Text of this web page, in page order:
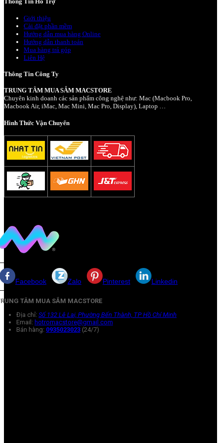
Giới thiệu
Cài đặt phần mềm
Hướng dẫn mua hàng Online
Hướng dẫn thanh toán
Mua hàng trả góp
Liên Hệ
Thông Tin Công Ty
TRUNG TÂM MUA SẮM MACSTORE
Chuyên kinh doanh các sản phẩm công nghệ như: Mac (Macbook Pro,
Macbook Air, iMac, Mac Mini, Mac Pro, Display), Laptop …
Hình Thức Vận Chuyển
Facebook Zalo Pinterest Linkedin
TÂM MUA SẮM MACSTORE
Địa chỉ: Số 132 Lê Lai, Phường Bến Thành, TP Hồ Chí Minh
Email: hotromacstore@gmail.com
Bán hàng: 0935023023 (24/7)